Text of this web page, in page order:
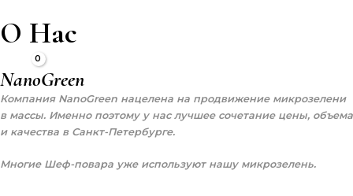
к
содержимому
О Нас
NanoGreen
Компания NanoGreen нацелена на продвижение микрозелени
в массы. Именно поэтому у нас лучшее сочетание цены, объема
и качества в Санкт-Петербурге.
Многие Шеф-повара уже используют нашу микрозелень.